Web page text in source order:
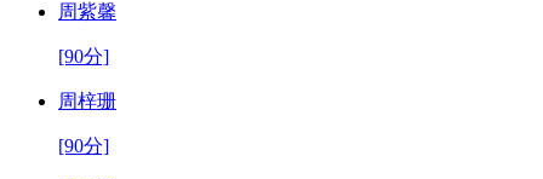
周紫馨
[90分]
周梓珊
[90分]